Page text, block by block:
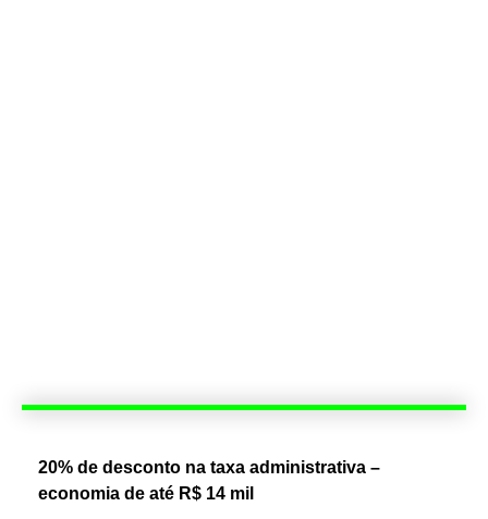
20% de desconto na taxa administrativa –
economia de até R$ 14 mil